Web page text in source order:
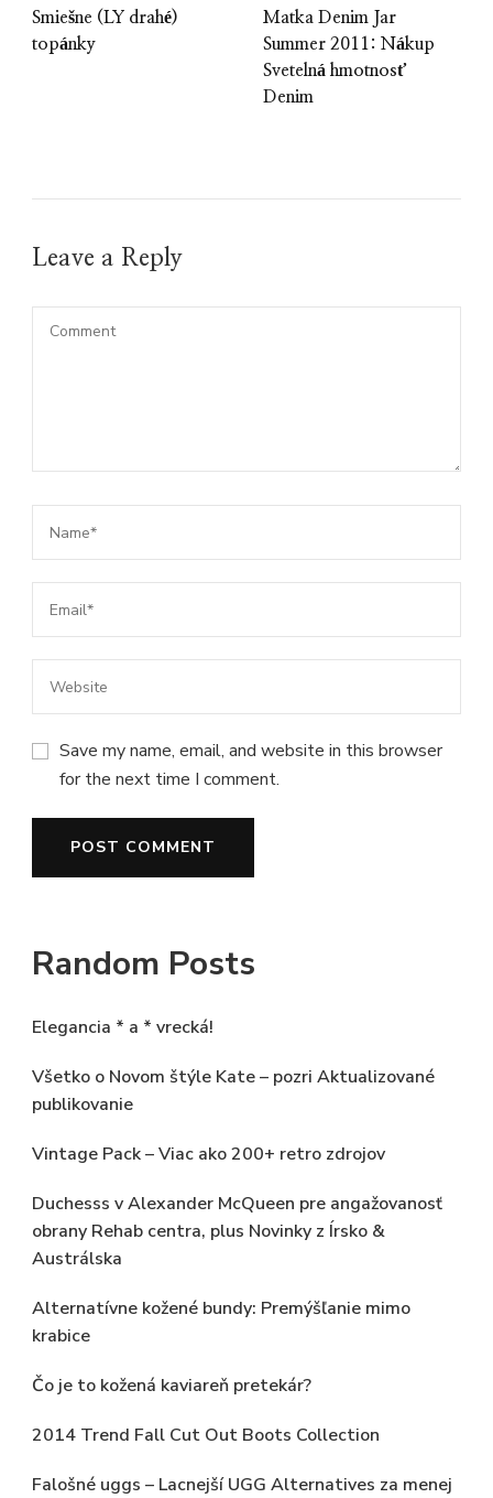
Smiešne (LY drahé)
topánky
Matka Denim Jar
Summer 2011: Nákup
Svetelná hmotnosť
Denim
Leave a Reply
Save my name, email, and website in this browser
for the next time I comment.
Random Posts
Elegancia * a * vrecká!
Všetko o Novom štýle Kate – pozri Aktualizované
publikovanie
Vintage Pack – Viac ako 200+ retro zdrojov
Duchesss v Alexander McQueen pre angažovanosť
obrany Rehab centra, plus Novinky z Írsko &
Austrálska
Alternatívne kožené bundy: Premýšľanie mimo
krabice
Čo je to kožená kaviareň pretekár?
2014 Trend Fall Cut Out Boots Collection
Falošné uggs – Lacnejší UGG Alternatives za menej